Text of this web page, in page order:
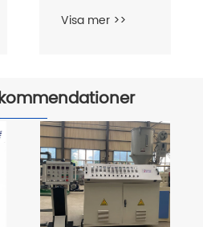
arkmaskin
Visa mer >>